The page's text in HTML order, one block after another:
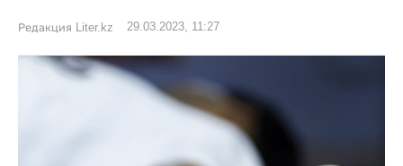
Редакция Liter.kz 29.03.2023, 11:27